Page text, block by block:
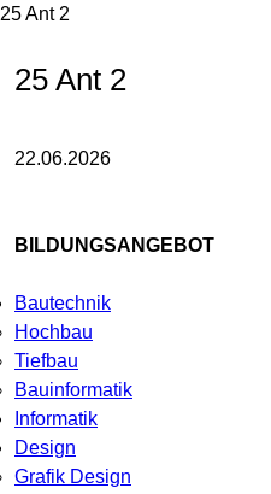
25 Ant 2
25 Ant 2
22.06.2026
BILDUNGSANGEBOT
Bautechnik
Hochbau
Tiefbau
Bauinformatik
Informatik
Design
Grafik Design